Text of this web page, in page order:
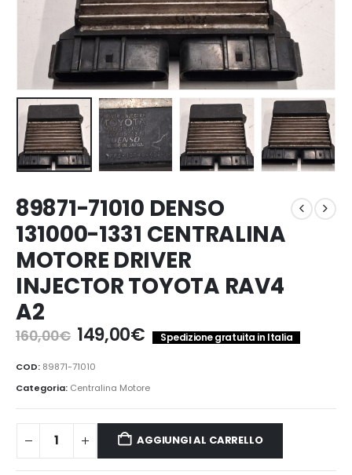
89871-71010 DENSO
131000-1331 CENTRALINA
MOTORE DRIVER
INJECTOR TOYOTA RAV4
A2
160,00€ Il
prezzo
originale
era:
160,00€.
149,00€Il
prezzo
è:
149,00€.
Spedizione gratuita in Italia
COD: 89871-71010
Categoria: Centralina Motore
AGGIUNGI AL CARRELLO